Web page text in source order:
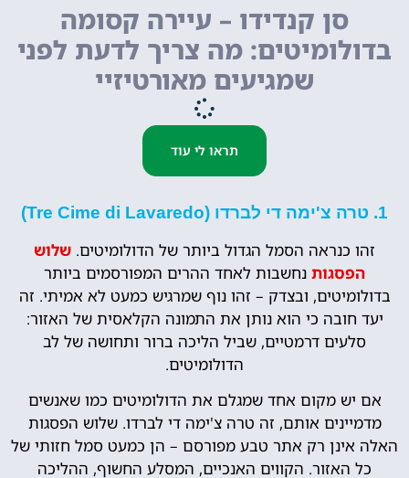
סן קנדידו – עיירה קסומה
בדולומיטים: מה צריך לדעת לפני
שמגיעים מאורטיזיי
תראו לי עוד
1. טרה צ'ימה די לברדו (Tre Cime di Lavaredo)
זהו כנראה הסמל הגדול ביותר של הדולומיטים. שלוש
הפסגות נחשבות לאחד ההרים המפורסמים ביותר
בדולומיטים, ובצדק – זהו נוף שמרגיש כמעט לא אמיתי. זה
יעד חובה כי הוא נותן את התמונה הקלאסית של האזור:
סלעים דרמטיים, שביל הליכה ברור ותחושה של לב
הדולומיטים.
אם יש מקום אחד שמגלם את הדולומיטים כמו שאנשים
מדמיינים אותם, זה טרה צ'ימה די לברדו. שלוש הפסגות
האלה אינן רק אתר טבע מפורסם – הן כמעט סמל חזותי של
כל האזור. הקווים האנכיים, המסלע החשוף, ההליכה